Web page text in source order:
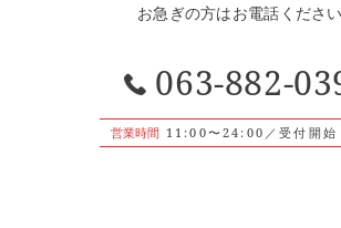
お急ぎの方はお電話ください
063-882-
営業時間 11:00〜24:00／受付開